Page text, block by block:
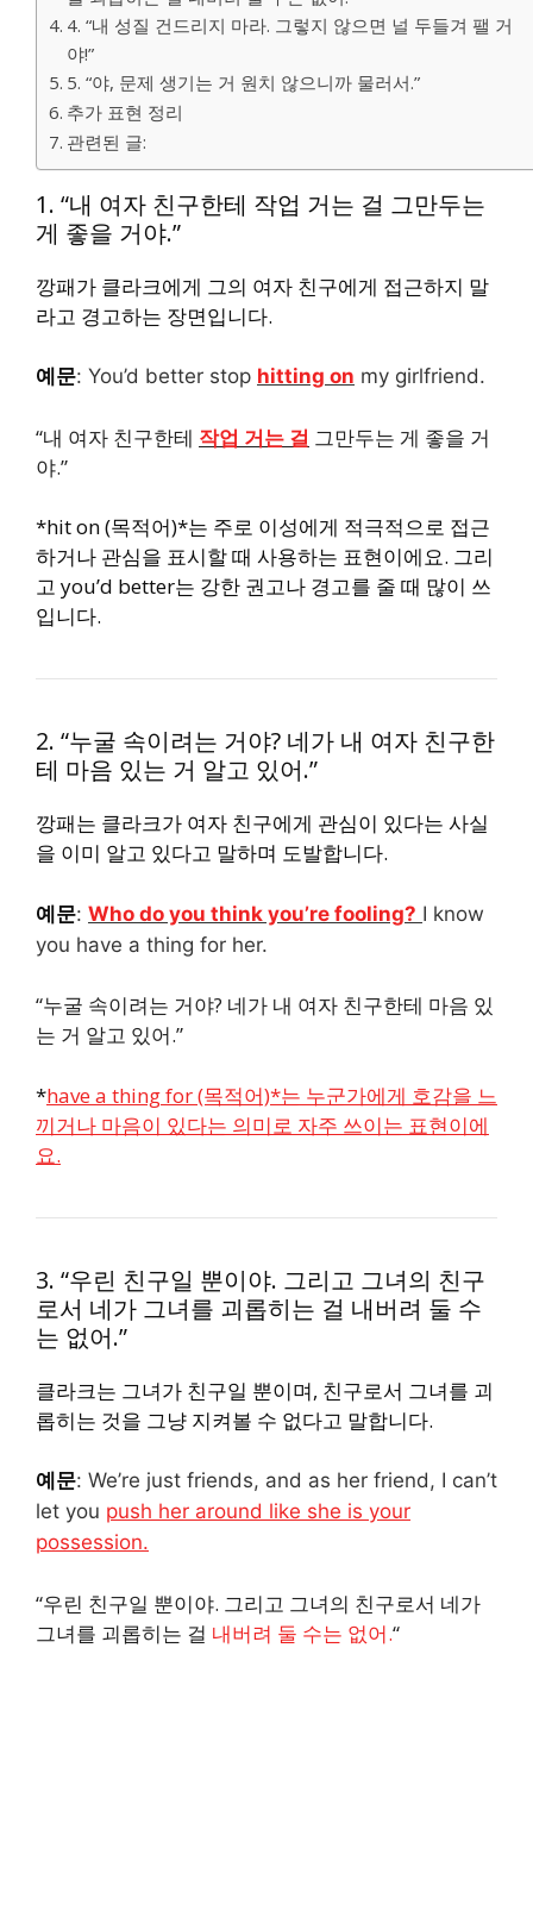
4. “내 성질 건드리지 마라. 그렇지 않으면 널 두들겨 팰 거
야!”
5. “야, 문제 생기는 거 원치 않으니까 물러서.”
추가 표현 정리
관련된 글:
1. “내 여자 친구한테 작업 거는 걸 그만두는
게 좋을 거야.”
깡패가 클라크에게 그의 여자 친구에게 접근하지 말
라고 경고하는 장면입니다.
예문: You’d better stop hitting on my girlfriend.
“내 여자 친구한테 작업 거는 걸 그만두는 게 좋을 거
야.”
*hit on (목적어)*는 주로 이성에게 적극적으로 접근
하거나 관심을 표시할 때 사용하는 표현이에요. 그리
고 you’d better는 강한 권고나 경고를 줄 때 많이 쓰
입니다.
2. “누굴 속이려는 거야? 네가 내 여자 친구한
테 마음 있는 거 알고 있어.”
깡패는 클라크가 여자 친구에게 관심이 있다는 사실
을 이미 알고 있다고 말하며 도발합니다.
예문: Who do you think you’re fooling? I know
you have a thing for her.
“누굴 속이려는 거야? 네가 내 여자 친구한테 마음 있
는 거 알고 있어.”
*have a thing for (목적어)*는 누군가에게 호감을 느
끼거나 마음이 있다는 의미로 자주 쓰이는 표현이에
요.
3. “우린 친구일 뿐이야. 그리고 그녀의 친구
로서 네가 그녀를 괴롭히는 걸 내버려 둘 수
는 없어.”
클라크는 그녀가 친구일 뿐이며, 친구로서 그녀를 괴
롭히는 것을 그냥 지켜볼 수 없다고 말합니다.
예문: We’re just friends, and as her friend, I can’t
let you push her around like she is your
possession.
“우린 친구일 뿐이야. 그리고 그녀의 친구로서 네가
그녀를 괴롭히는 걸 내버려 둘 수는 없어.“